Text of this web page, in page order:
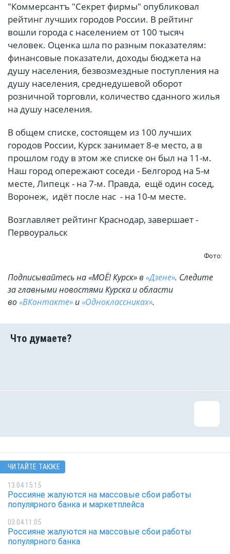
"Коммерсантъ "Секрет фирмы" опубликовал
рейтинг лучших городов России. В рейтинг
вошли города с населением от 100 тысяч
человек. Оценка шла по разным показателям:
финансовые показатели, доходы бюджета на
душу населения, безвозмездные поступления на
душу населения, среднедушевой оборот
розничной торговли, количество сданного жилья
на душу населения.
В общем списке, состоящем из 100 лучших
городов России, Курск занимает 8-е место, а в
прошлом году в этом же списке он был на 11-м.
Наш город опережают соседи - Белгород на 5-м
месте, Липецк - на 7-м. Правда, ещё один сосед,
Воронеж, идёт после нас - на 10-м месте.
Возглавляет рейтинг Краснодар, завершает -
Первоуральск
Фото:
Подписывайтесь на «МОЁ! Курск» в «Дзене». Cледите
за главными новостями Курска и области
во«ВКонтакте» и«Одноклассниках».
ЧИТАЙТЕ ТАКЖЕ
13.04 15:15
Россияне жалуются на массовые сбои работы
популярного банка и маркетплейса
03.04 11:05
Россияне жалуются на массовые сбои работы
популярного банка